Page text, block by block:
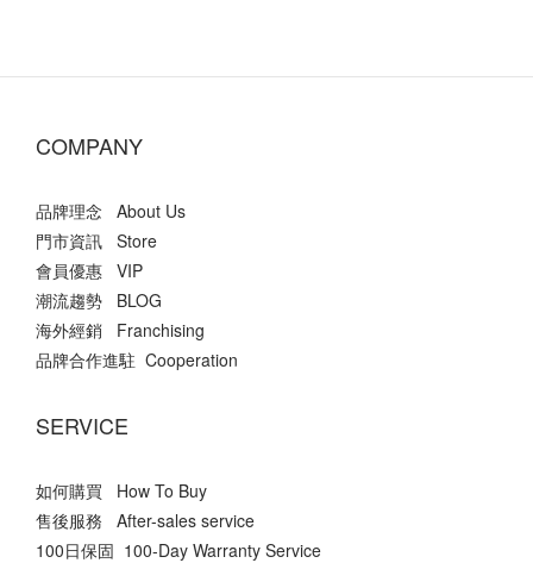
COMPANY
品牌理念 About Us
門市資訊 Store
會員優惠 VIP
潮流趨勢 BLOG
海外經銷 Franchising
品牌合作進駐 Cooperation
SERVICE
如何購買 How To Buy
售後服務 After-sales service
100日保固 100-Day Warranty Service